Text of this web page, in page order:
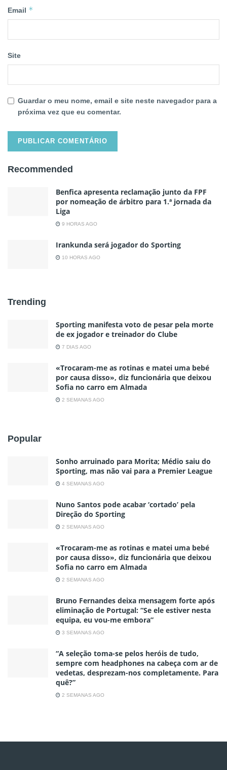
Email *
Site
Guardar o meu nome, email e site neste navegador para a
próxima vez que eu comentar.
Recommended
Benfica apresenta reclamação junto da FPF
por nomeação de árbitro para 1.ª jornada da
Liga
9 HORAS AGO
Irankunda será jogador do Sporting
10 HORAS AGO
Trending
Sporting manifesta voto de pesar pela morte
de ex jogador e treinador do Clube
7 DIAS AGO
«Trocaram-me as rotinas e matei uma bebé
por causa disso», diz funcionária que deixou
Sofia no carro em Almada
2 SEMANAS AGO
Popular
Sonho arruinado para Morita; Médio saiu do
Sporting, mas não vai para a Premier League
4 SEMANAS AGO
Nuno Santos pode acabar ‘cortado’ pela
Direção do Sporting
2 SEMANAS AGO
«Trocaram-me as rotinas e matei uma bebé
por causa disso», diz funcionária que deixou
Sofia no carro em Almada
2 SEMANAS AGO
Bruno Fernandes deixa mensagem forte após
eliminação de Portugal: “Se ele estiver nesta
equipa, eu vou-me embora”
3 SEMANAS AGO
“A seleção toma-se pelos heróis de tudo,
sempre com headphones na cabeça com ar de
vedetas, desprezam-nos completamente. Para
quê?”
2 SEMANAS AGO